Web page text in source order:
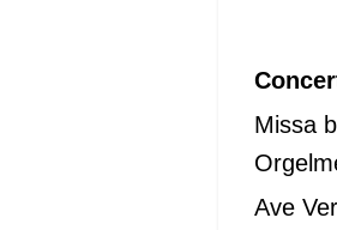
Missa
Ave